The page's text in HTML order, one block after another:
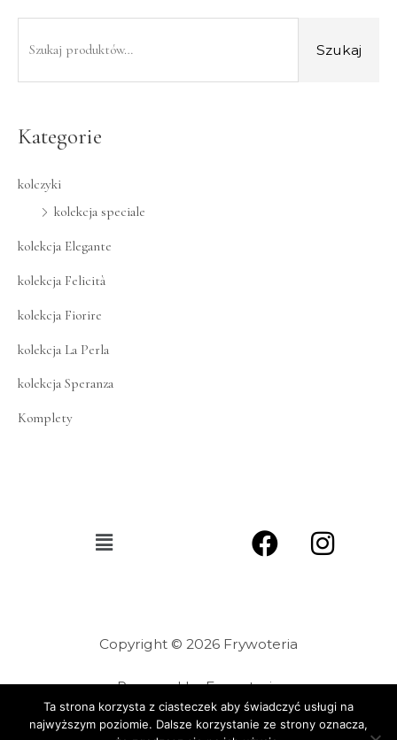
Szukaj
Kategorie
kolczyki
kolekcja speciale
kolekcja Elegante
kolekcja Felicità
kolekcja Fiorire
kolekcja La Perla
kolekcja Speranza
Komplety
Copyright © 2026 Frywoteria
Powered by Frywoteria
Ta strona korzysta z ciasteczek aby świadczyć usługi na
najwyższym poziomie. Dalsze korzystanie ze strony oznacza,